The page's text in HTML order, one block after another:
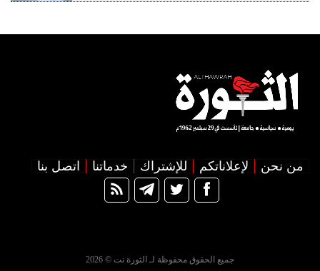
من نحن لإعلاناتكم للإشتراك خدماتنا اتصل بنا
جميع الحقوق محفوظة لـ الثورة نت © 2026